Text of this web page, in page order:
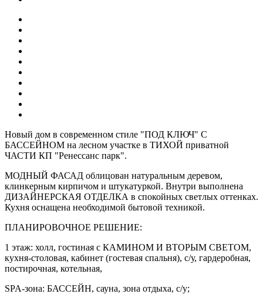
Новый дом в современном стиле "ПОД КЛЮЧ" С
БАССЕЙНОМ на лесном участке в ТИХОЙ приватной
ЧАСТИ КП "Ренессанс парк".
МОДНЫЙ ФАСАД облицован натуральным деревом,
клинкерным кирпичом и штукатуркой. Внутри выполнена
ДИЗАЙНЕРСКАЯ ОТДЕЛКА в спокойных светлых оттенках.
Кухня оснащена необходимой бытовой техникой.
ПЛАНИРОВОЧНОЕ РЕШЕНИЕ:
1 этаж: холл, гостиная с КАМИНОМ И ВТОРЫМ СВЕТОМ,
кухня-столовая, кабинет (гостевая спальня), с/у, гардеробная,
постирочная, котельная,
SPA-зона: БАССЕЙН, сауна, зона отдыха, с/у;